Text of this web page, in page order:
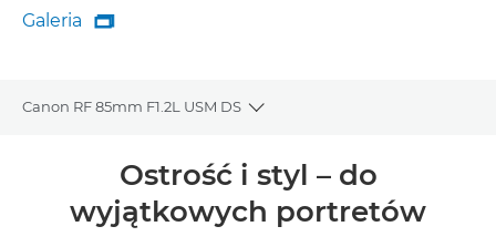
Galeria
Galeria

Canon RF 85mm F1.2L USM DS
Toggle breadcrumbs
Wprowadzenie
Dane techniczne
Ostrość i styl – do
wyjątkowych portretów